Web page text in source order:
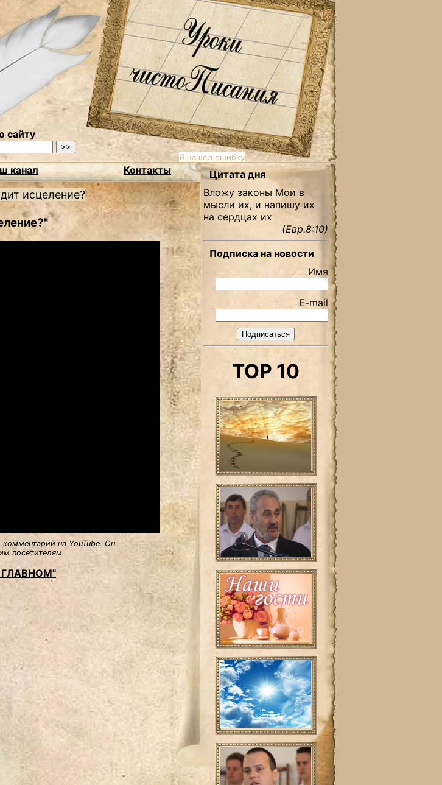
сайту
Я нашел ошибку
канал Контакты
исцеление?
на YouTube. Он
посетителям.
ГЛАВНОМ"
Цитата дня
Вложу законы Мои в
мысли их, и напишу их
на сердцах их
(Евр.8:10)
Подписка на новости
Имя
E-mail
TOP 10